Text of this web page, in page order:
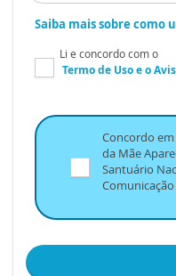
Saiba mais sobre como
Li e concordo com o
Termo de Usoe o
Concordo em
da Mãe
Santuário
Comunicação